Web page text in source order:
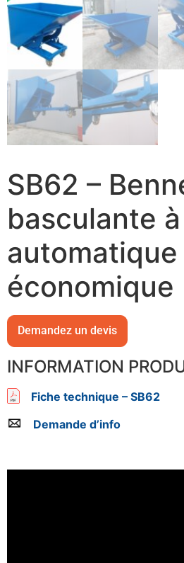
SB62 –
basculante
automatique
économique
Demandez un devis
INFORMATION
Fiche technique – SB62
Demande d’info